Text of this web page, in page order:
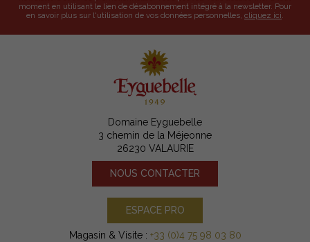
moment en utilisant le lien de désabonnement intégré à la newsletter. Pour
en savoir plus sur l'utilisation de vos données personnelles, cliquez ici.
Domaine Eyguebelle
3 chemin de la Méjeonne
26230 VALAURIE
NOUS CONTACTER
ESPACE PRO
Magasin & Visite : +33 (0)4 75 98 03 80